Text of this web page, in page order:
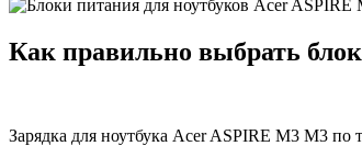
Как правильно выбрать
Зарядка для ноутбука Acer ASPIRE M3 M3 по